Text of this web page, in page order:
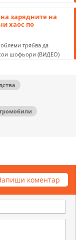
зарядните на
хаос по
трябва да
шофьори (ВИДЕО)
коментар